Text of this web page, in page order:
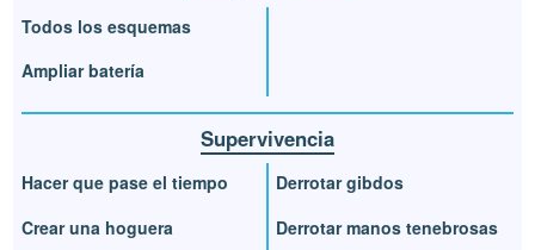
Todos los esquemas
Ampliar batería
Supervivencia
Hacer que pase el tiempo
Crear una hoguera
Derrotar gibdos
Derrotar manos tenebrosas